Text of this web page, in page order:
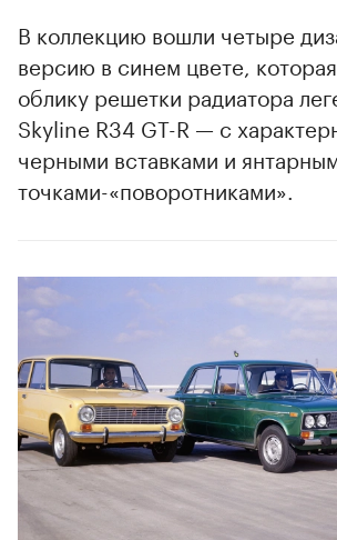
В коллекцию вошли четыре
версию в синем цвете,
облику решетки радиатора
Skyline R34 GT-R — с
черными вставками и
точками-«поворотниками».